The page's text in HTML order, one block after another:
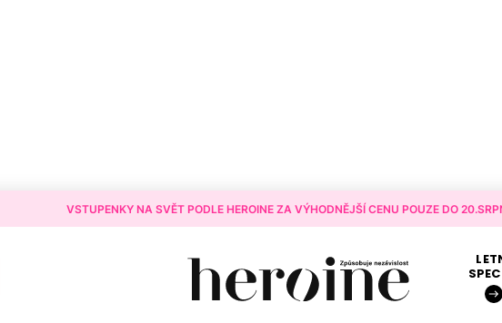
VSTUPENKY NA SVĚT PODLE HEROINE ZA VÝHODNĚJŠÍ CENU POUZE DO